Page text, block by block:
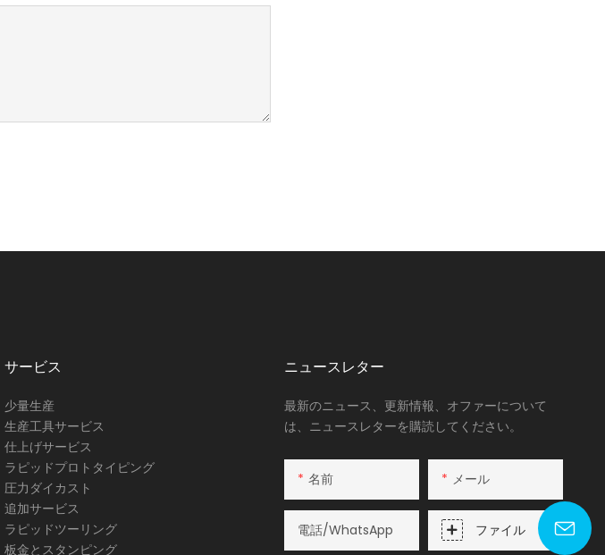
サービス
少量生産
生産工具サービス
仕上げサービス
ラピッドプロトタイピング
圧力ダイカスト
追加サービス
ラピッドツーリング
板金とスタンピング
ニュースレター
最新のニュース、更新情報、オファーについて
は、ニュースレターを購読してください。
名前 メール
電話/WhatsApp ファイル